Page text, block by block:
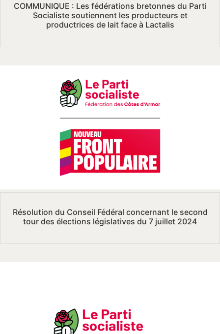
COMMUNIQUE : Les fédérations bretonnes du Parti
Socialiste soutiennent les producteurs et
productrices de lait face à Lactalis
Résolution du Conseil Fédéral concernant le second
tour des élections législatives du 7 juillet 2024